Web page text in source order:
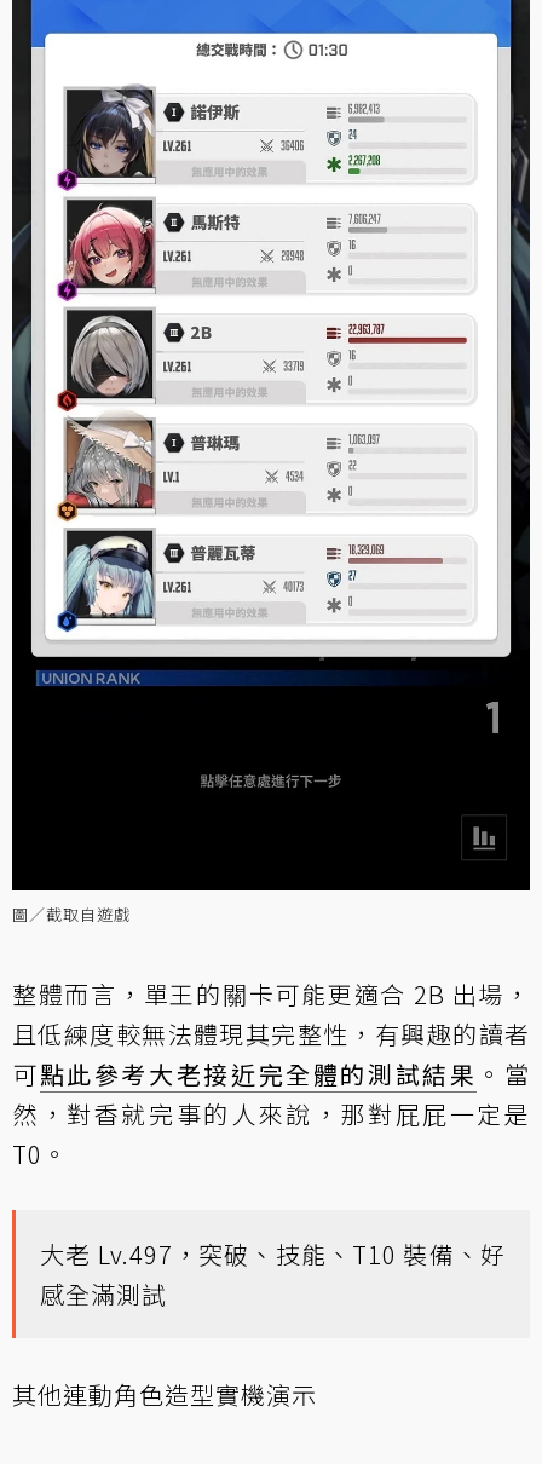
圖／截取自遊戲
整體而言，單王的關卡可能更適合 2B 出場，
且低練度較無法體現其完整性，有興趣的讀者
可點此參考大老接近完全體的測試結果 。當
然，對香就完事的人來說，那對屁屁一定是
T0。
大老 Lv.497，突破、技能、T10 裝備、好
感全滿測試
其他連動角色造型實機演示